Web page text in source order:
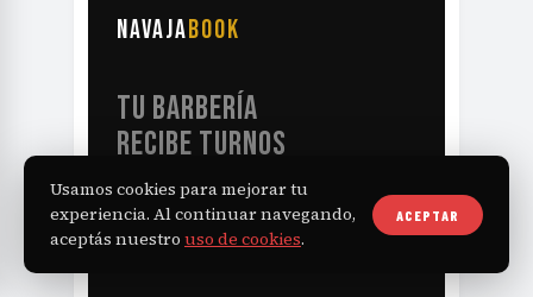
NAVAJABOOK
TU BARBERÍA
RECIBE TURNOS
LAS 24HS
Usamos cookies para mejorar tu
experiencia. Al continuar navegando,
aceptás nuestro uso de cookies.
ACEPTAR